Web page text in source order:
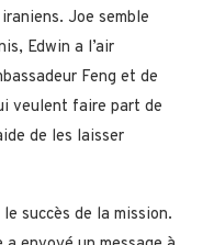
Joe semble
Edwin a l’air
Feng et de
veulent faire part de
de les laisser
succès de la mission.